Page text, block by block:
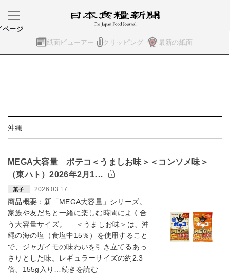
紙面ビューアー クリッピング 最新の紙面
ページ
沖縄
MEGA大容量 ポテコ＜うましお味＞＜コンソメ味＞
（東ハト）2026年2月1…
菓子 2026.03.17
商品概要：新「MEGA大容量」シリーズ。
家族や友だちと一緒に楽しむ時間によく合
う大容量サイズ。 ＜うましお味＞は、沖
縄の海の塩（食塩中15％）を使用すること
で、ジャガイモの味わいを引き立てるあっ
さりとした味。レギュラーサイズの約2.3
倍、155g入り…続きを読む